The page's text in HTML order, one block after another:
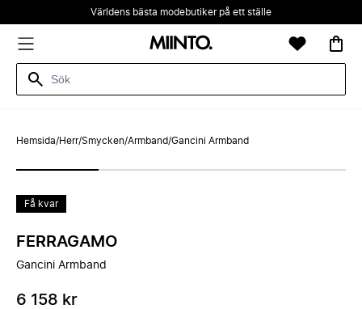
Världens bästa modebutiker på ett ställe
Hemsida/Herr/Smycken/Armband/Gancini Armband
Få kvar
FERRAGAMO
Gancini Armband
6 158 kr